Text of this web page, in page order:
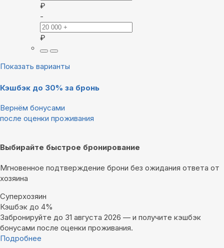
₽
-
₽
Показать варианты
Кэшбэк до 30% за бронь
Вернём бонусами
после оценки проживания
Выбирайте быстрое бронирование
Мгновенное подтверждение брони без ожидания ответа от
хозяина
Суперхозяин
Кэшбэк до 4%
Забронируйте до 31 августа 2026 — и получите кэшбэк
бонусами после оценки проживания.
Подробнее